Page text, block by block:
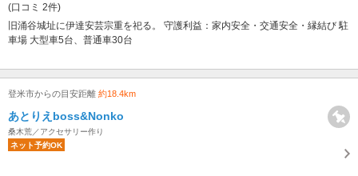
(口コミ 2件)
旧涌谷城址に伊達安芸宗重を祀る。 守護利益：家内安全・交通安全・縁結び 駐
車場 大型車5台、普通車30台
登米市からの目安距離 約18.4km
あとりえboss&Nonko
桑木荒／アクセサリー作り
ネット予約OK